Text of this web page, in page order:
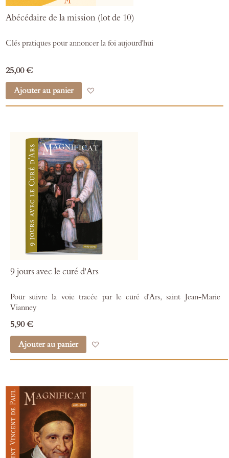
Abécédaire de la mission (lot de 10)
Clés pratiques pour annoncer la foi aujourd'hui
25,00 €
Ajouter au panier
9 jours avec le curé d'Ars
Pour suivre la voie tracée par le curé d'Ars, saint Jean-Marie
Vianney
5,90 €
Ajouter au panier